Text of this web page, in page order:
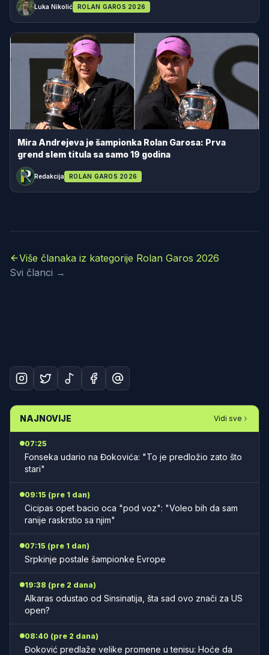
Luka Nikolić ROLAN GAROS 2026
Mira Andrejeva je šampionka Rolan Garosa: Prva
grend slem titula sa samo 19 godina
Redakcija ROLAN GAROS 2026
Više članaka iz kategorije Rolan Garos 2026
Svi članci →
NAJNOVIJE Vidi sve
07:25
Fonseka udario na Đokovića: "To je predložio zato što
stari"
09:15 (pre 1 dan)
Cicipas opet bacio oca "pod voz": "Voleo bih da sam
ranije raskrstio sa njim"
07:15 (pre 1 dan)
Srpkinje postale šampionke Evrope
19:38 (pre 2 dana)
Alkaras odustao od Sinsinatija, šta sad ovo znači za US
open?
08:40 (pre 2 dana)
Đoković predlaže velike promene u tenisu: Hoće da